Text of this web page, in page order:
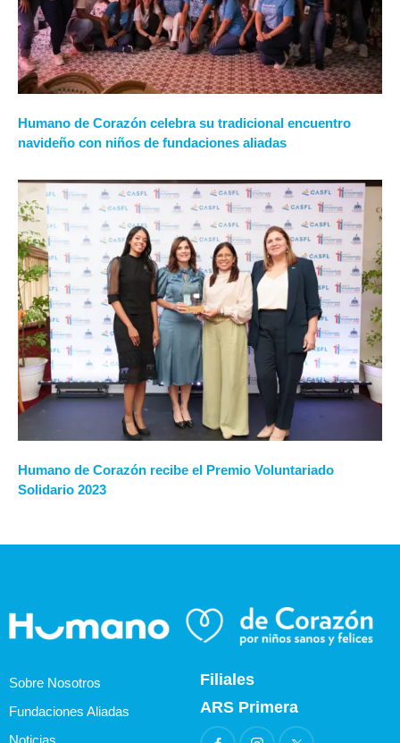
Humano de Corazón celebra su tradicional encuentro
navideño con niños de fundaciones aliadas
Humano de Corazón recibe el Premio Voluntariado
Solidario 2023
Sobre Nosotros
Fundaciones Aliadas
Filiales
ARS Primera